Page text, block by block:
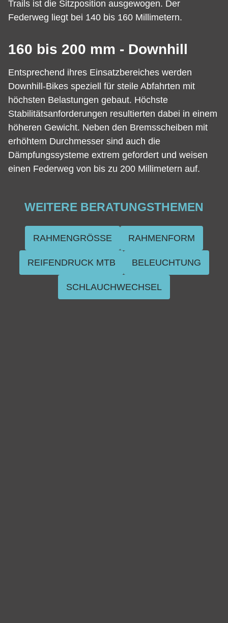
Trails ist die Sitzposition ausgewogen. Der
Federweg liegt bei 140 bis 160 Millimetern.
160 bis 200 mm - Downhill
Entsprechend ihres Einsatzbereiches werden
Downhill-Bikes speziell für steile Abfahrten mit
höchsten Belastungen gebaut. Höchste
Stabilitätsanforderungen resultierten dabei in einem
höheren Gewicht. Neben den Bremsscheiben mit
erhöhtem Durchmesser sind auch die
Dämpfungssysteme extrem gefordert und weisen
einen Federweg von bis zu 200 Millimetern auf.
WEITERE BERATUNGSTHEMEN
RAHMENGRÖSSE RAHMENFORM
REIFENDRUCK MTB BELEUCHTUNG
SCHLAUCHWECHSEL